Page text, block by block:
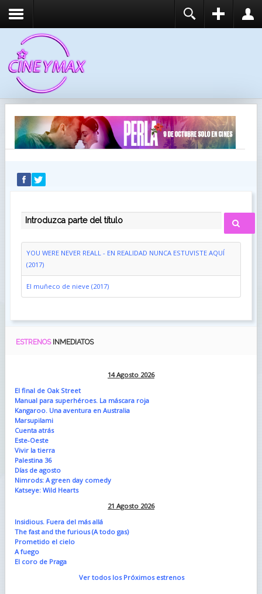
RECUÉRDEME
IDENTIFICARSE
INTRODUZCA PARTE DEL TÍTULO
YOU WERE NEVER REALL - EN REALIDAD NUNCA ESTUVISTE AQUÍ
(2017)
El muñeco de nieve (2017)
ESTRENOS INMEDIATOS
14 Agosto 2026
El final de Oak Street
Manual para superhéroes. La máscara roja
Kangaroo. Una aventura en Australia
Marsupilami
Cuenta atrás
Este-Oeste
Vivir la tierra
Palestina 36
Días de agosto
Nimrods: A green day comedy
Katseye: Wild Hearts
21 Agosto 2026
Insidious. Fuera del más allá
The fast and the furious (A todo gas)
Prometido el cielo
A fuego
El coro de Praga
Ver todos los Próximos estrenos